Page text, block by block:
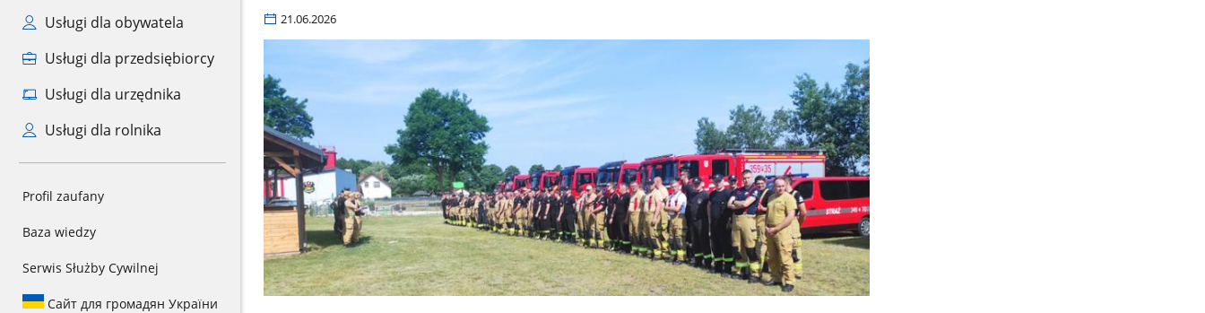
Usługi dla obywatela
Usługi dla przedsiębiorcy
Usługi dla urzędnika
Usługi dla rolnika
Profil zaufany
Baza wiedzy
Serwis Służby Cywilnej
Сайт для громадян України
21.06.2026